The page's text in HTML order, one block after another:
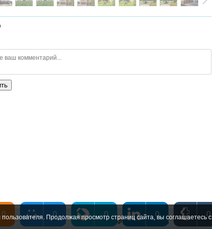
Copyright MyCorp © 2026 |
0 0 0 0 0
Продолжая просмотр страниц сайта, вы соглашаетесь с